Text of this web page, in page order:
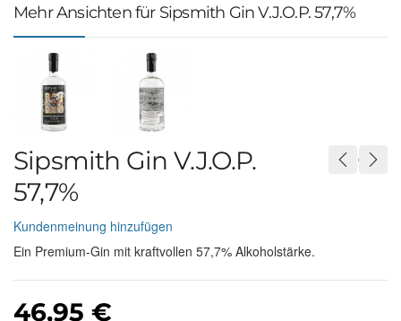
Mehr Ansichten für Sipsmith Gin V.J.O.P. 57,7%
Sipsmith Gin V.J.O.P.
57,7%
Kundenmeinung hinzufügen
Ein Premium-Gin mit kraftvollen 57,7% Alkoholstärke.
46,95 €